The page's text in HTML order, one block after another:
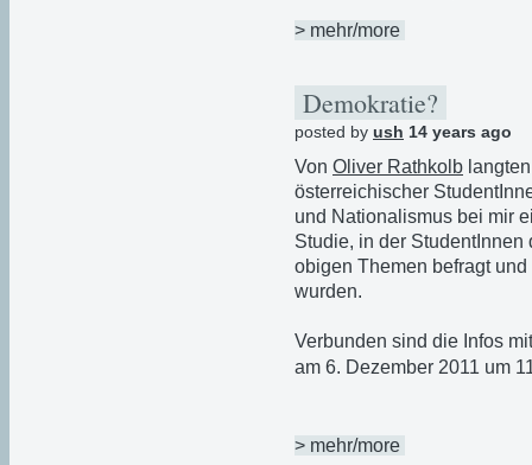
> mehr/more
Demokratie?
posted by ush 14 years ago
Von Oliver Rathkolb
österreichischer
und Nationalismus bei mir
Studie, in der
obigen Themen befragt
wurden.
Verbunden sind die Infos
am 6. Dezember 2011 um
> mehr/more